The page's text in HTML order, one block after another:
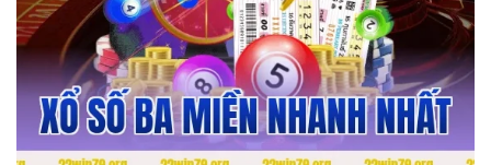
Xổ Số Ba Miền Nhanh Nhất